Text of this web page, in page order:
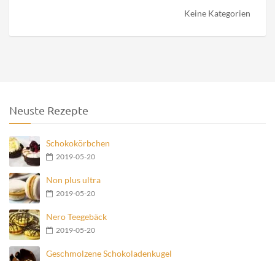
Keine Kategorien
Neuste Rezepte
Schokokörbchen
2019-05-20
Non plus ultra
2019-05-20
Nero Teegebäck
2019-05-20
Geschmolzene Schokoladenkugel